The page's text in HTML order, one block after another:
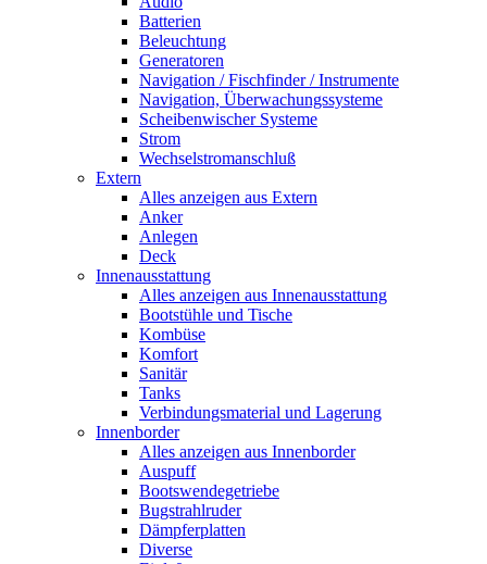
Batterien
Beleuchtung
Generatoren
Navigation / Fischfinder / Instrumente
Navigation, Überwachungssysteme
Scheibenwischer Systeme
Strom
Wechselstromanschluß
Extern
Alles anzeigen aus Extern
Anker
Anlegen
Deck
Innenausstattung
Alles anzeigen aus Innenausstattung
Bootstühle und Tische
Kombüse
Komfort
Sanitär
Tanks
Verbindungsmaterial und Lagerung
Innenborder
Alles anzeigen aus Innenborder
Auspuff
Bootswendegetriebe
Bugstrahlruder
Dämpferplatten
Diverse